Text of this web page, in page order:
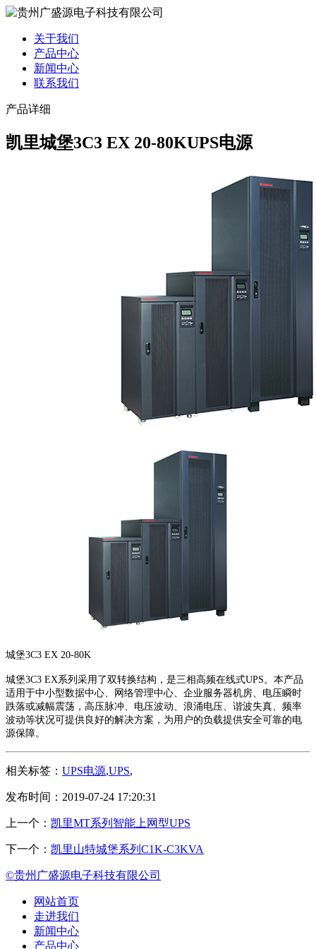
关于我们
产品中心
新闻中心
联系我们
产品详细
凯里城堡3C3 EX 20-80KUPS电源
城堡3C3 EX 20-80K
城堡3C3 EX系列采用了双转换结构，是三相高频在线式UPS。本产品
适用于中小型数据中心、网络管理中心、企业服务器机房、电压瞬时
跌落或减幅震荡，高压脉冲、电压波动、浪涌电压、谐波失真、频率
波动等状况可提供良好的解决方案，为用户的负载提供安全可靠的电
源保障。
相关标签： UPS电源,UPS,
发布时间：2019-07-24 17:20:31
上一个： 凯里MT系列智能上网型UPS
下一个： 凯里山特城堡系列C1K-C3KVA
©贵州广盛源电子科技有限公司
网站首页
走进我们
新闻中心
产品中心